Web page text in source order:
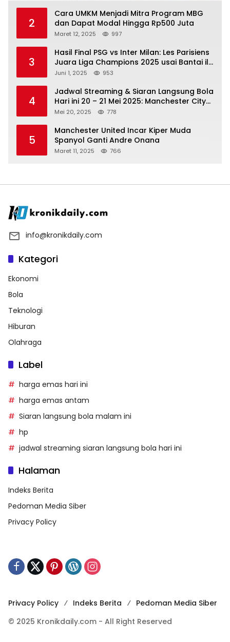
2
Cara UMKM Menjadi Mitra Program MBG
dan Dapat Modal Hingga Rp500 Juta
Maret 12, 2025 997
3
Hasil Final PSG vs Inter Milan: Les Parisiens
Juara Liga Champions 2025 usai Bantai il
Nerazzurri
Juni 1, 2025 953
4
Jadwal Streaming & Siaran Langsung Bola
Hari ini 20 – 21 Mei 2025: Manchester City
vs Bournemouth
Mei 20, 2025 778
5
Manchester United Incar Kiper Muda
Spanyol Ganti Andre Onana
Maret 11, 2025 766
info@kronikdaily.com
Kategori
Ekonomi
Bola
Teknologi
Hiburan
Olahraga
Label
harga emas hari ini
harga emas antam
Siaran langsung bola malam ini
hp
jadwal streaming siaran langsung bola hari ini
Halaman
Indeks Berita
Pedoman Media Siber
Privacy Policy
Privacy Policy Indeks Berita
Pedoman Media Siber
© 2025 Kronikdaily.com - All Right Reserved